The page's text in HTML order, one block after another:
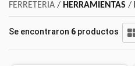
FERRETERIA / HERRAMIENTAS /
Se encontraron 6 productos